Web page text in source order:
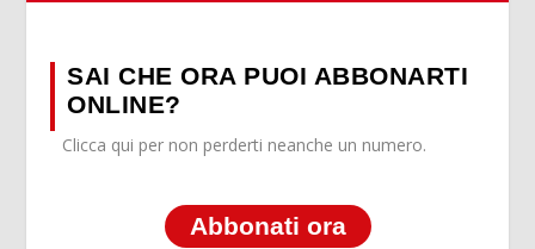
SAI CHE ORA PUOI ABBONARTI
ONLINE?
Clicca qui per non perderti neanche un numero.
Abbonati ora